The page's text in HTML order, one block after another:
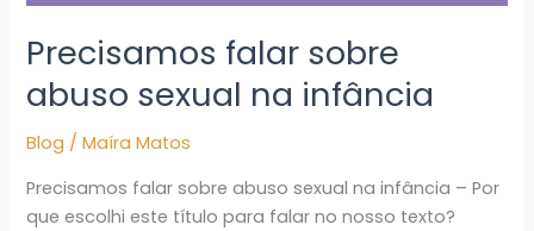
Precisamos falar sobre
abuso sexual na infância
Blog /Maíra Matos
Precisamos falar sobre abuso sexual na infância – Por
que escolhi este título para falar no nosso texto?